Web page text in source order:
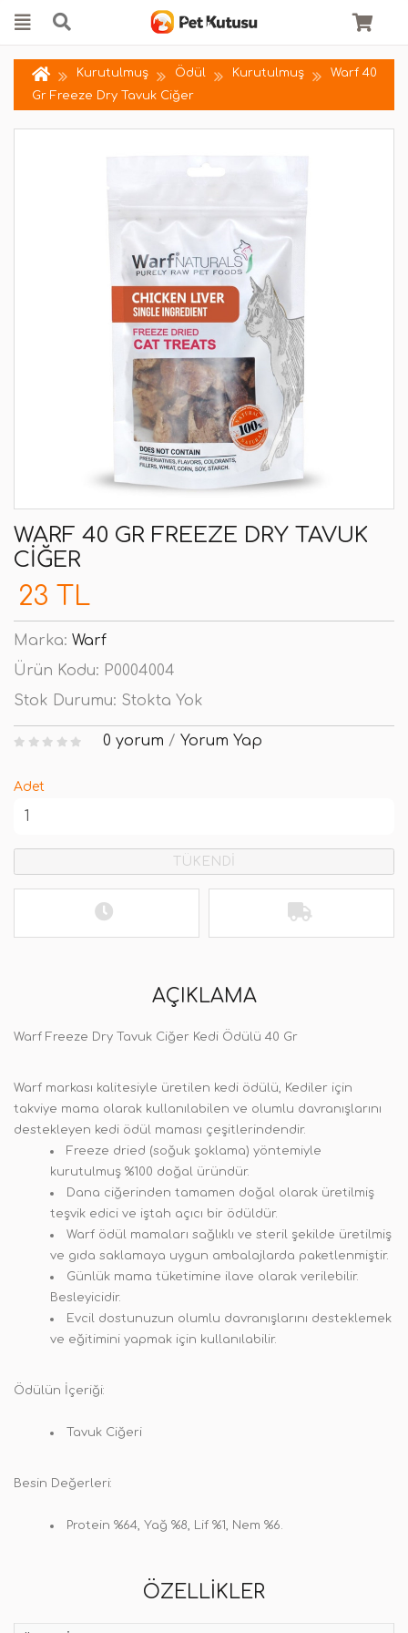
Kurutulmuş Ödül Kurutulmuş
Warf 40
Gr Freeze Dry Tavuk Ciğer
WARF 40 GR FREEZE DRY TAVUK
CIĞER
23 TL
Marka: Warf
Ürün Kodu: P0004004
Stok Durumu: Stokta Yok
0 yorum / Yorum Yap
Adet
TÜKENDİ
AÇIKLAMA
Warf Freeze Dry Tavuk Ciğer Kedi Ödülü 40 Gr
Warf markası kalitesiyle üretilen kedi ödülü, Kediler için
takviye mama olarak kullanılabilen ve olumlu davranışlarını
destekleyen kedi ödül maması çeşitlerindendir.
Freeze dried (soğuk şoklama) yöntemiyle
kurutulmuş %100 doğal üründür.
Dana ciğerinden tamamen doğal olarak üretilmiş
teşvik edici ve iştah açıcı bir ödüldür.
Warf ödül mamaları sağlıklı ve steril şekilde üretilmiş
ve gıda saklamaya uygun ambalajlarda paketlenmiştir.
Günlük mama tüketimine ilave olarak verilebilir.
Besleyicidir.
Evcil dostunuzun olumlu davranışlarını desteklemek
ve eğitimini yapmak için kullanılabilir.
Ödülün İçeriği:
Tavuk Ciğeri
Besin Değerleri:
Protein %64, Yağ %8, Lif %1, Nem %6.
ÖZELLIKLER